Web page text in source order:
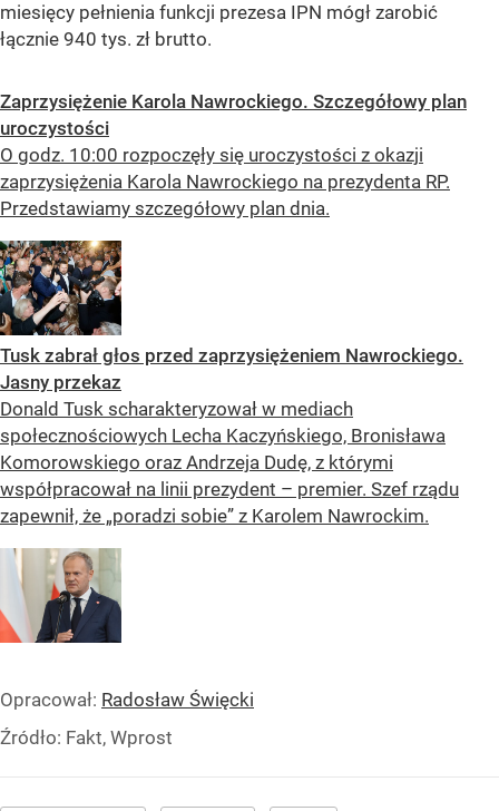
miesięcy pełnienia funkcji prezesa IPN mógł zarobić
łącznie 940 tys. zł brutto.
Zaprzysiężenie Karola Nawrockiego. Szczegółowy plan
uroczystości
O godz. 10:00 rozpoczęły się uroczystości z okazji
zaprzysiężenia Karola Nawrockiego na prezydenta RP.
Przedstawiamy szczegółowy plan dnia.
Tusk zabrał głos przed zaprzysiężeniem Nawrockiego.
Jasny przekaz
Donald Tusk scharakteryzował w mediach
społecznościowych Lecha Kaczyńskiego, Bronisława
Komorowskiego oraz Andrzeja Dudę, z którymi
współpracował na linii prezydent – premier. Szef rządu
zapewnił, że „poradzi sobie” z Karolem Nawrockim.
Opracował: Radosław Święcki
Źródło: Fakt, Wprost